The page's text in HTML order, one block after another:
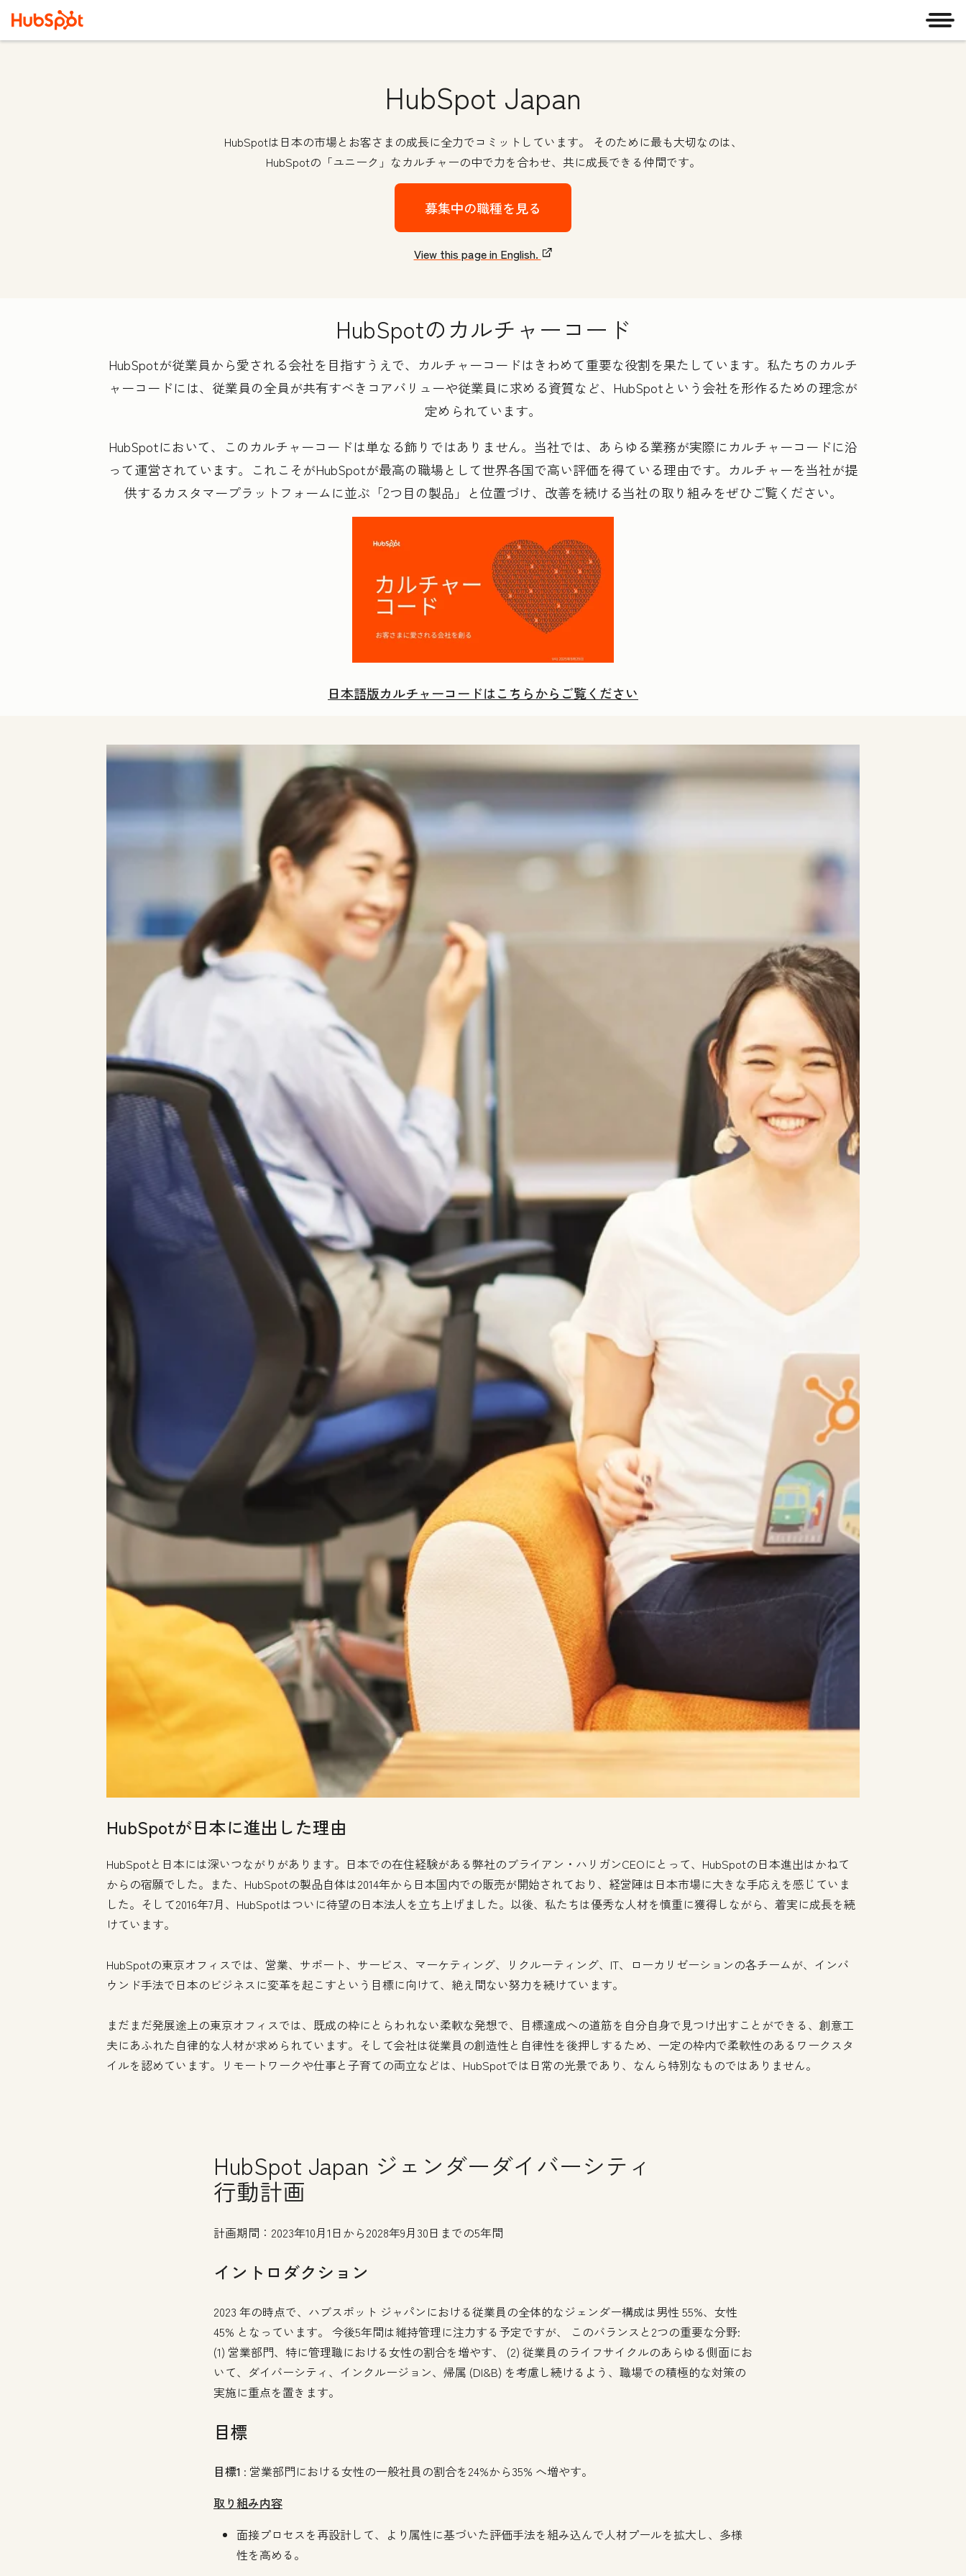
メ
HubSpot Japan
HubSpotは日本の市場とお客さまの成長に全力でコミットしています。 そのために最も大切なのは、
HubSpotの「ユニーク」なカルチャーの中で力を合わせ、共に成長できる仲間です。
募集中の職種を見る
View this page in English.
HubSpotのカルチャーコード
HubSpotが従業員から愛される会社を目指すうえで、カルチャーコードはきわめて重要な役割を果たしています。私たちのカルチ
ャーコードには、従業員の全員が共有すべきコアバリューや従業員に求める資質など、HubSpotという会社を形作るための理念が
定められています。
HubSpotにおいて、このカルチャーコードは単なる飾りではありません。当社では、あらゆる業務が実際にカルチャーコードに沿
って運営されています。これこそがHubSpotが最高の職場として世界各国で高い評価を得ている理由です。カルチャーを当社が提
供するカスタマープラットフォームに並ぶ「2つ目の製品」と位置づけ、改善を続ける当社の取り組みをぜひご覧ください。
日本語版カルチャーコードはこちらからご覧ください
HubSpotが日本に進出した理由
HubSpotと日本には深いつながりがあります。日本での在住経験がある弊社のブライアン・ハリガンCEOにとって、HubSpotの日本進出はかねて
からの宿願でした。また、HubSpotの製品自体は2014年から日本国内での販売が開始されており、経営陣は日本市場に大きな手応えを感じていま
した。そして2016年7月、HubSpotはついに待望の日本法人を立ち上げました。以後、私たちは優秀な人材を慎重に獲得しながら、着実に成長を続
けています。
HubSpotの東京オフィスでは、営業、サポート、サービス、マーケティング、リクルーティング、IT、ローカリゼーションの各チームが、インバ
ウンド手法で日本のビジネスに変革を起こすという目標に向けて、絶え間ない努力を続けています。
まだまだ発展途上の東京オフィスでは、既成の枠にとらわれない柔軟な発想で、目標達成への道筋を自分自身で見つけ出すことができる、創意工
夫にあふれた自律的な人材が求められています。そして会社は従業員の創造性と自律性を後押しするため、一定の枠内で柔軟性のあるワークスタ
イルを認めています。リモートワークや仕事と子育ての両立などは、HubSpotでは日常の光景であり、なんら特別なものではありません。
HubSpot Japan ジェンダーダイバーシティ
行動計画
計画期間：2023年10月1日から2028年9月30日までの5年間
イントロダクション
2023 年の時点で、ハブスポット ジャパンにおける従業員の全体的なジェンダー構成は男性 55%、女性
45% となっています。 今後5年間は維持管理に注力する予定ですが、 このバランスと2つの重要な分野:
(1) 営業部門、特に管理職における女性の割合を増やす、 (2) 従業員のライフサイクルのあらゆる側面にお
いて、ダイバーシティ、インクルージョン、帰属 (DI&B) を考慮し続けるよう、職場での積極的な対策の
実施に重点を置きます。
目標
目標1 : 営業部門における女性の一般社員の割合を24%から35% へ増やす。
取り組み内容
面接プロセスを再設計して、より属性に基づいた評価手法を組み込んで人材プールを拡大し、多様
性を高める。